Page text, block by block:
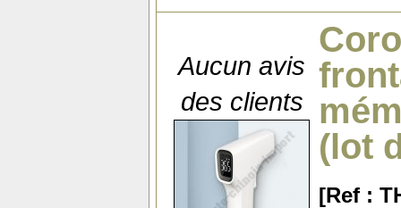
Aucun avis
des clients
(lot
[Ref :